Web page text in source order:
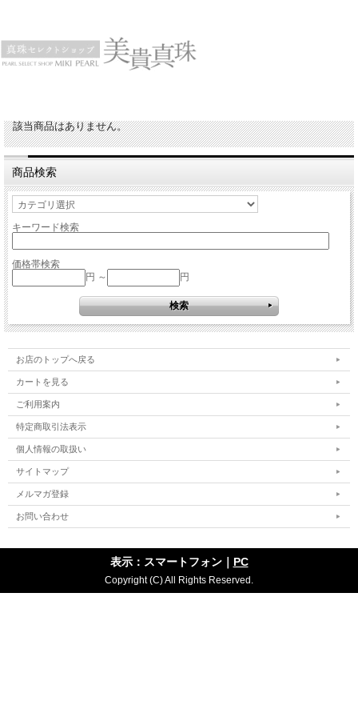
該当商品はありません。
商品検索
キーワード検索
価格帯検索
円 ～
円
お店のトップへ戻る
カートを見る
ご利用案内
特定商取引法表示
個人情報の取扱い
サイトマップ
メルマガ登録
お問い合わせ
表示：スマートフォン｜ PC
Copyright (C) All Rights Reserved.